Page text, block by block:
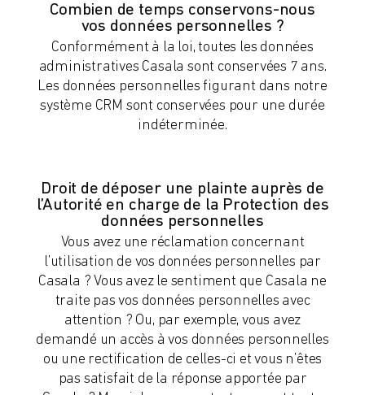
Combien de temps conservons-nous
vos données personnelles ?
Conformément à la loi, toutes les données
administratives Casala sont conservées 7 ans.
Les données personnelles figurant dans notre
système CRM sont conservées pour une durée
indéterminée.
Droit de déposer une plainte auprès de
l’Autorité en charge de la Protection des
données personnelles
Vous avez une réclamation concernant
l’utilisation de vos données personnelles par
Casala ? Vous avez le sentiment que Casala ne
traite pas vos données personnelles avec
attention ? Ou, par exemple, vous avez
demandé un accès à vos données personnelles
ou une rectification de celles-ci et vous n’êtes
pas satisfait de la réponse apportée par